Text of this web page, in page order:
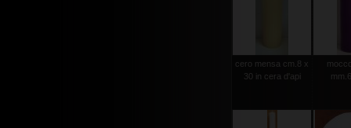
cero mensa cm.8 x
30 in cera d'api